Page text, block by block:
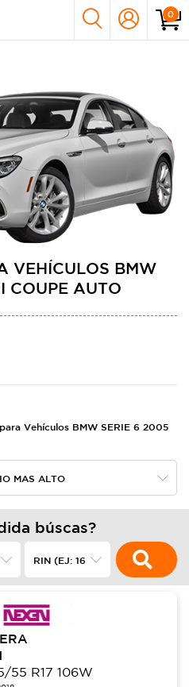
0
VEHÍCULOS BMW
COUPE AUTO
Vehículos BMW SERIE 6 2005
búscas?
55 R17 106W